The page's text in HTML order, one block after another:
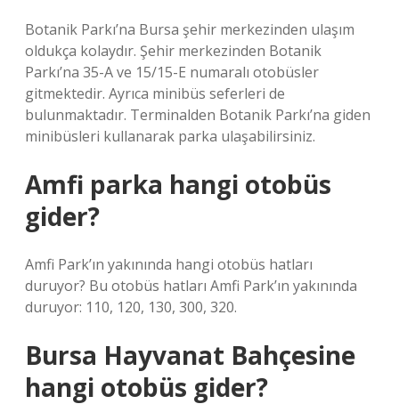
Botanik Parkı’na Bursa şehir merkezinden ulaşım
oldukça kolaydır. Şehir merkezinden Botanik
Parkı’na 35-A ve 15/15-E numaralı otobüsler
gitmektedir. Ayrıca minibüs seferleri de
bulunmaktadır. Terminalden Botanik Parkı’na giden
minibüsleri kullanarak parka ulaşabilirsiniz.
Amfi parka hangi otobüs
gider?
Amfi Park’ın yakınında hangi otobüs hatları
duruyor? Bu otobüs hatları Amfi Park’ın yakınında
duruyor: 110, 120, 130, 300, 320.
Bursa Hayvanat Bahçesine
hangi otobüs gider?